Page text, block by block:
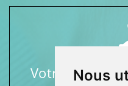
Nous
Votre soutien